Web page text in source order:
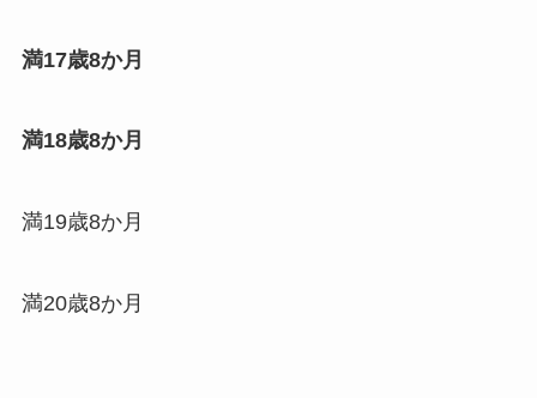
満17歳8か月
満18歳8か月
満19歳8か月
満20歳8か月